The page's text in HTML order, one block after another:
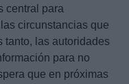
central para
circunstancias que
tanto, las autoridades
para no
que en próximas